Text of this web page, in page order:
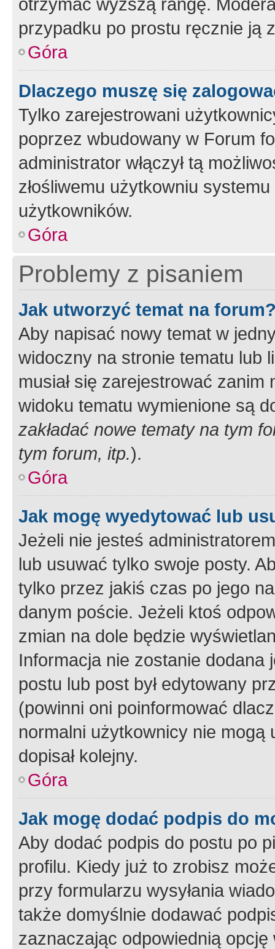
przypadku po prostu ręcznie ją
Góra
Dlaczego muszę się
Tylko zarejestrowani
poprzez wbudowany w Forum
administrator włączył tą
złośliwemu użytkowniu
użytkowników.
Góra
Problemy z pisaniem
Jak utworzyć temat na
Aby napisać nowy temat w
widoczny na stronie tematu lub
musiał się zarejestrować
widoku tematu wymienione są
zakładać nowe tematy na tym
tym forum, itp.).
Góra
Jak mogę wyedytować lub
Jeżeli nie jesteś
lub usuwać tylko swoje posty.
tylko przez jakiś czas po jego
danym poście. Jeżeli ktoś
zmian na dole będzie
Informacja nie zostanie dodana
postu lub post był edytowany
(powinni oni poinformować
normalni użytkownicy nie
dopisał kolejny.
Góra
Jak mogę dodać podpis do
Aby dodać podpis do postu po
profilu. Kiedy już to zrobisz
przy formularzu wysyłania
także domyślnie dodawać
zaznaczając odpowiednią